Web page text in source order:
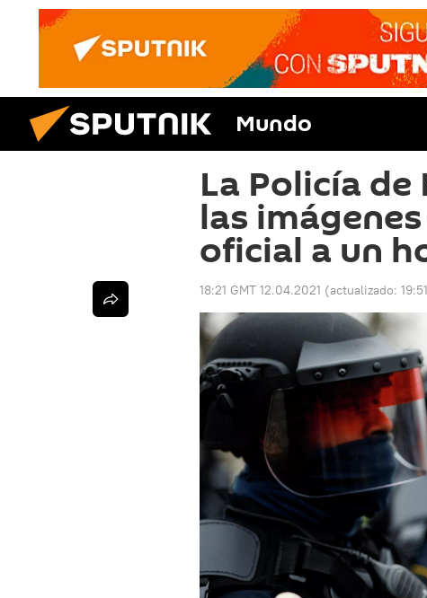
Mundo
La Policía
las
oficial a un
18:21 GMT 12.04.2021 (actualizado: